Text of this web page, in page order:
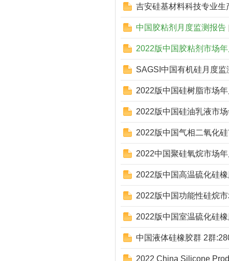
吉安硅基材料科技专业
中国胶粘剂月度监测报告
2022版中国胶粘剂市场
SAGSI中国有机硅月度监
2022版中国硅树脂市场
2022版中国硅油乳液市
2022版中国气相二氧化
2022中国聚硅氧烷市场
2022版中国高温硫化硅
2022版中国功能性硅烷
2022版中国室温硫化硅
中国液体硅橡胶群 2群
2022 China Silicone